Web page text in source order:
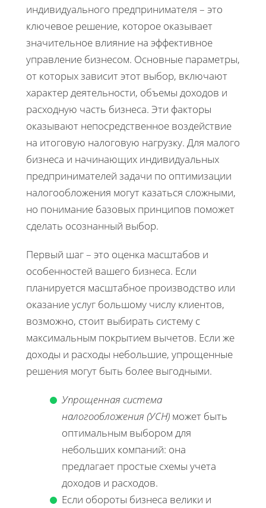
индивидуального предпринимателя – это
ключевое решение, которое оказывает
значительное влияние на эффективное
управление бизнесом. Основные параметры,
от которых зависит этот выбор, включают
характер деятельности, объемы доходов и
расходную часть бизнеса. Эти факторы
оказывают непосредственное воздействие
на итоговую налоговую нагрузку. Для малого
бизнеса и начинающих индивидуальных
предпринимателей задачи по оптимизации
налогообложения могут казаться сложными,
но понимание базовых принципов поможет
сделать осознанный выбор.
Первый шаг – это оценка масштабов и
особенностей вашего бизнеса. Если
планируется масштабное производство или
оказание услуг большому числу клиентов,
возможно, стоит выбирать систему с
максимальным покрытием вычетов. Если же
доходы и расходы небольшие, упрощенные
решения могут быть более выгодными.
Упрощенная система
налогообложения (УСН) может быть
оптимальным выбором для
небольших компаний: она
предлагает простые схемы учета
доходов и расходов.
Если обороты бизнеса велики и